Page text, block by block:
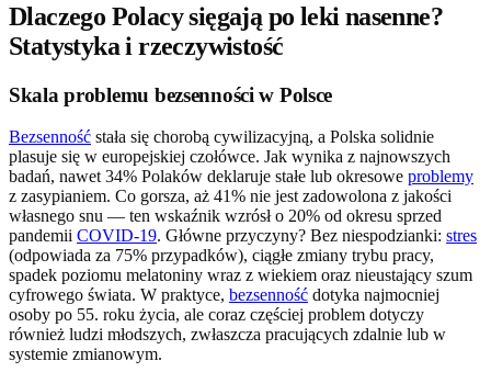
Dlaczego Polacy sięgają po leki nasenne?
Statystyka i rzeczywistość
Skala problemu bezsenności w Polsce
Bezsenność stała się chorobą cywilizacyjną, a Polska solidnie
plasuje się w europejskiej czołówce. Jak wynika z najnowszych
badań, nawet 34% Polaków deklaruje stałe lub okresowe problemy
z zasypianiem. Co gorsza, aż 41% nie jest zadowolona z jakości
własnego snu — ten wskaźnik wzrósł o 20% od okresu sprzed
pandemii COVID-19. Główne przyczyny? Bez niespodzianki: stres
(odpowiada za 75% przypadków), ciągłe zmiany trybu pracy,
spadek poziomu melatoniny wraz z wiekiem oraz nieustający szum
cyfrowego świata. W praktyce, bezsenność dotyka najmocniej
osoby po 55. roku życia, ale coraz częściej problem dotyczy
również ludzi młodszych, zwłaszcza pracujących zdalnie lub w
systemie zmianowym.